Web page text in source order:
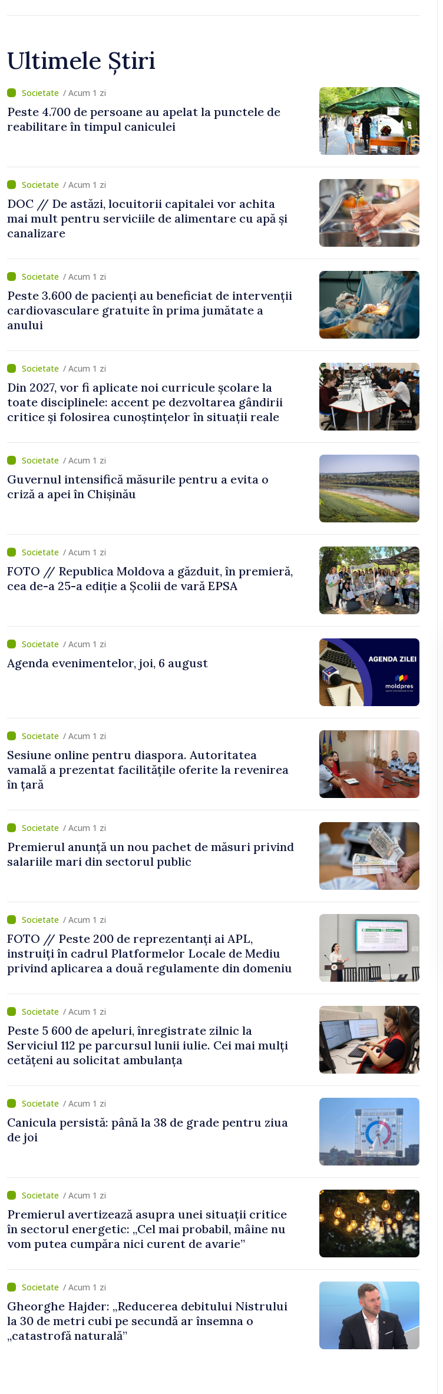
Ultimele Știri
/ Acum 1 zi
Peste 4.700 de persoane au apelat la punctele de
reabilitare în timpul caniculei
/ Acum 1 zi
DOC // De astăzi, locuitorii capitalei vor achita
mai mult pentru serviciile de alimentare cu apă și
canalizare
/ Acum 1 zi
Peste 3.600 de pacienți au beneficiat de intervenții
cardiovasculare gratuite în prima jumătate a
anului
/ Acum 1 zi
Din 2027, vor fi aplicate noi curricule școlare la
toate disciplinele: accent pe dezvoltarea gândirii
critice și folosirea cunoștințelor în situații reale
/ Acum 1 zi
Guvernul intensifică măsurile pentru a evita o
criză a apei în Chișinău
/ Acum 1 zi
FOTO // Republica Moldova a găzduit, în premieră,
cea de-a 25-a ediție a Școlii de vară EPSA
/ Acum 1 zi
Agenda evenimentelor, joi, 6 august
/ Acum 1 zi
Sesiune online pentru diaspora. Autoritatea
vamală a prezentat facilitățile oferite la revenirea
în țară
/ Acum 1 zi
Premierul anunță un nou pachet de măsuri privind
salariile mari din sectorul public
/ Acum 1 zi
FOTO // Peste 200 de reprezentanți ai APL,
instruiți în cadrul Platformelor Locale de Mediu
privind aplicarea a două regulamente din domeniu
/ Acum 1 zi
Peste 5 600 de apeluri, înregistrate zilnic la
Serviciul 112 pe parcursul lunii iulie. Cei mai mulți
cetățeni au solicitat ambulanța
/ Acum 1 zi
Canicula persistă: până la 38 de grade pentru ziua
de joi
/ Acum 1 zi
Premierul avertizează asupra unei situații critice
în sectorul energetic: „Cel mai probabil, mâine nu
vom putea cumpăra nici curent de avarie”
/ Acum 1 zi
Gheorghe Hajder: „Reducerea debitului Nistrului
la 30 de metri cubi pe secundă ar însemna o
„catastrofă naturală”